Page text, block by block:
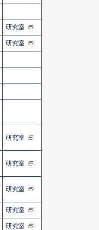
研究室
研究室
研究室
研究室
研究室
研究室
研究室